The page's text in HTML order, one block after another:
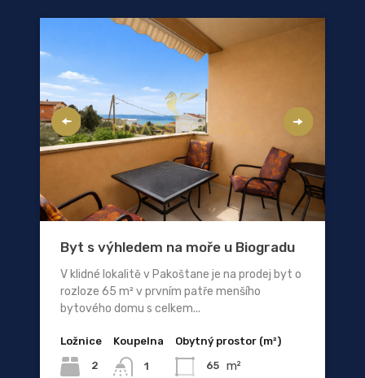
Byt s výhledem na moře u Biogradu
V klidné lokalitě v Pakoštane je na prodej byt o
rozloze 65 m² v prvním patře menšího
bytového domu s celkem...
Ložnice
2
Koupelna
1
Obytný prostor (m²)
65 m²